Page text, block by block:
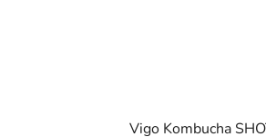
Vigo Kombucha